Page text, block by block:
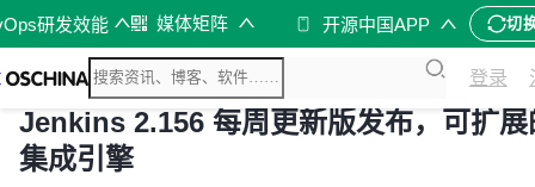
研发效能 媒体矩阵 开源中国APP 切
登录
Jenkins 2.156 每周更新版发布，可扩展
集成引擎